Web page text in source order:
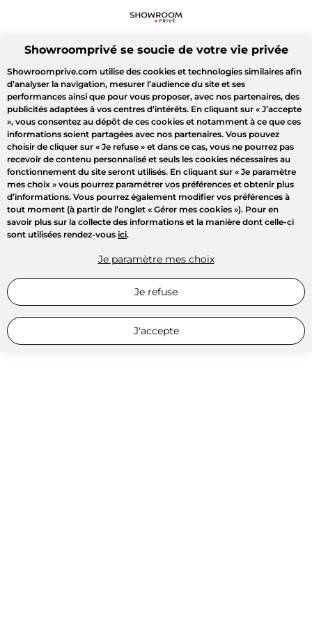
Showroomprivé se soucie de votre vie privée
Showroomprive.com utilise des cookies et technologies similaires afin
d’analyser la navigation, mesurer l’audience du site et ses
performances ainsi que pour vous proposer, avec nos partenaires, des
publicités adaptées à vos centres d’intérêts. En cliquant sur « J’accepte
», vous consentez au dépôt de ces cookies et notamment à ce que ces
informations soient partagées avec nos partenaires. Vous pouvez
choisir de cliquer sur « Je refuse » et dans ce cas, vous ne pourrez pas
recevoir de contenu personnalisé et seuls les cookies nécessaires au
fonctionnement du site seront utilisés. En cliquant sur « Je paramètre
mes choix » vous pourrez paramétrer vos préférences et obtenir plus
d’informations. Vous pourrez également modifier vos préférences à
tout moment (à partir de l’onglet « Gérer mes cookies »). Pour en
savoir plus sur la collecte des informations et la manière dont celle-ci
sont utilisées rendez-vous ici.
Je paramètre mes choix
Je refuse
J'accepte